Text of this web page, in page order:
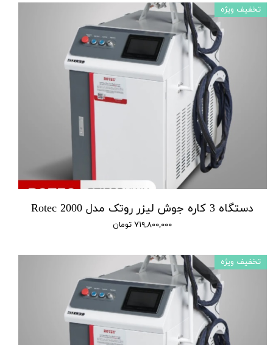
دستگاه 3 کاره جوش لیزر روتک مدل 2000 Rotec
۷۱۹,۸۰۰,۰۰۰ تومان
تخفیف ویژه
تخفیف ویژه